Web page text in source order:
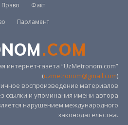
Право
Факт
Парламент
.COM
интернет-газета “UzMetronom.com”
(uzmetronom@gmail.com)
воспроизведение материалов
ссылки и упоминания имени автора
нарушением международного
законодательства.